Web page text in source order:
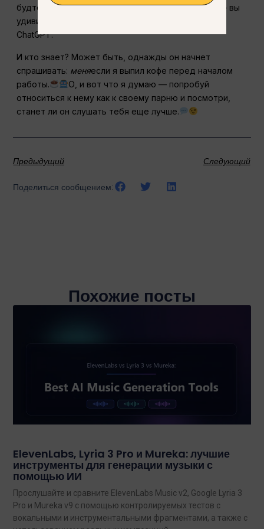
будто вы даете инструкции реальному коллеге — вы
удивитесь, насколько “живым” может показаться
ChatGPT.
И кто знает? Может быть, однажды он начнет
спрашивать: меняесли я выпил кофе перед началом
работы.
О, и вот что я думаю — попробуй
относиться к нему как к своему парню и посмотри,
станет ли он слушать тебя еще лучше.
Предыдущий Следующий
Поделиться сообщением:
Похожие посты
ElevenLabs, Lyria 3 Pro и Mureka: лучшие
инструменты для генерации музыки с
помощью ИИ
Прослушайте и сравните ElevenLabs Music v2, Google Lyria 3
Pro и Mureka v9 с помощью контролируемых тестов с
вокальными и инструментальными фрагментами, а также с